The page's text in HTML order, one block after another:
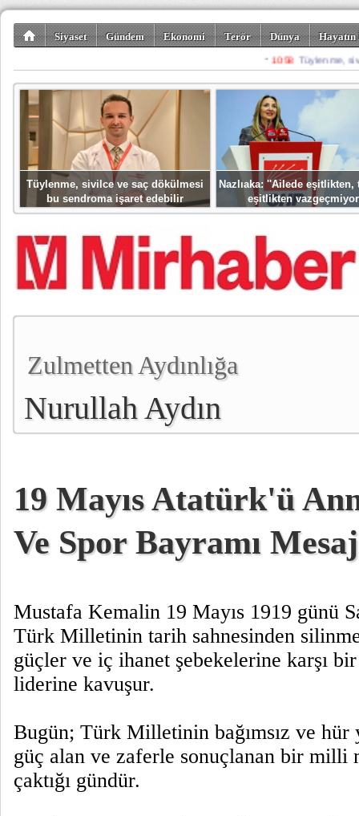
Siyaset Gündem Ekonomi Terör Dünya
Spor Misafir
Tüylenme, sivilce ve saç dökülmesi
bu sendroma işaret edebilir
Nazlıaka: ''Ailede eşitlikten,
eşitlikten
Zulmetten Aydınlığa
Nurullah Aydın
19 Mayıs Atatürk'ü
Ve Spor Bayramı
Mustafa Kemalin 19 Mayıs 1919 günü
Türk Milletinin tarih sahnesinden
güçler ve iç ihanet şebekelerine karşı
liderine kavuşur.
Bugün; Türk Milletinin bağımsız ve hür
güç alan ve zaferle sonuçlanan bir milli
çaktığı gündür.